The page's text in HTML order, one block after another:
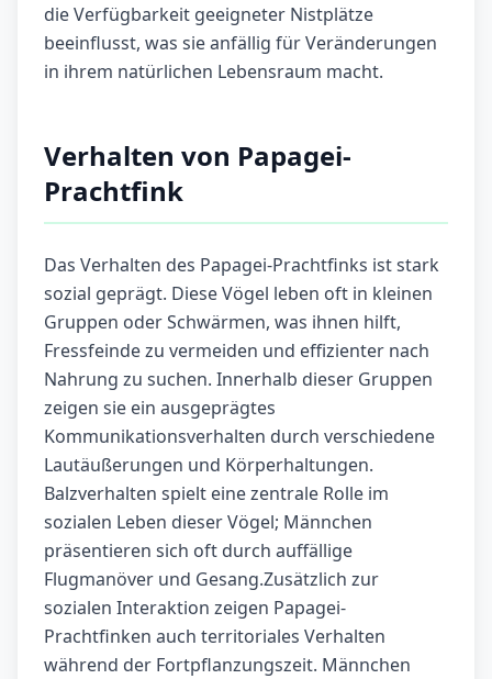
die Verfügbarkeit geeigneter Nistplätze
beeinflusst, was sie anfällig für Veränderungen
in ihrem natürlichen Lebensraum macht.
Verhalten von Papagei-
Prachtfink
Das Verhalten des Papagei-Prachtfinks ist stark
sozial geprägt. Diese Vögel leben oft in kleinen
Gruppen oder Schwärmen, was ihnen hilft,
Fressfeinde zu vermeiden und effizienter nach
Nahrung zu suchen. Innerhalb dieser Gruppen
zeigen sie ein ausgeprägtes
Kommunikationsverhalten durch verschiedene
Lautäußerungen und Körperhaltungen.
Balzverhalten spielt eine zentrale Rolle im
sozialen Leben dieser Vögel; Männchen
präsentieren sich oft durch auffällige
Flugmanöver und Gesang.Zusätzlich zur
sozialen Interaktion zeigen Papagei-
Prachtfinken auch territoriales Verhalten
während der Fortpflanzungszeit. Männchen